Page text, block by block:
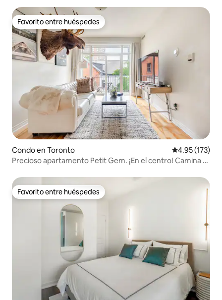
Favorito entre huéspedes
Favorito entre huéspedes
Condo en Toronto Calificación
4.95 (173)
Precioso apartamento Petit Gem. ¡En el centro! Camina a
Favorito entre huéspedes
Favorito entre huéspedes